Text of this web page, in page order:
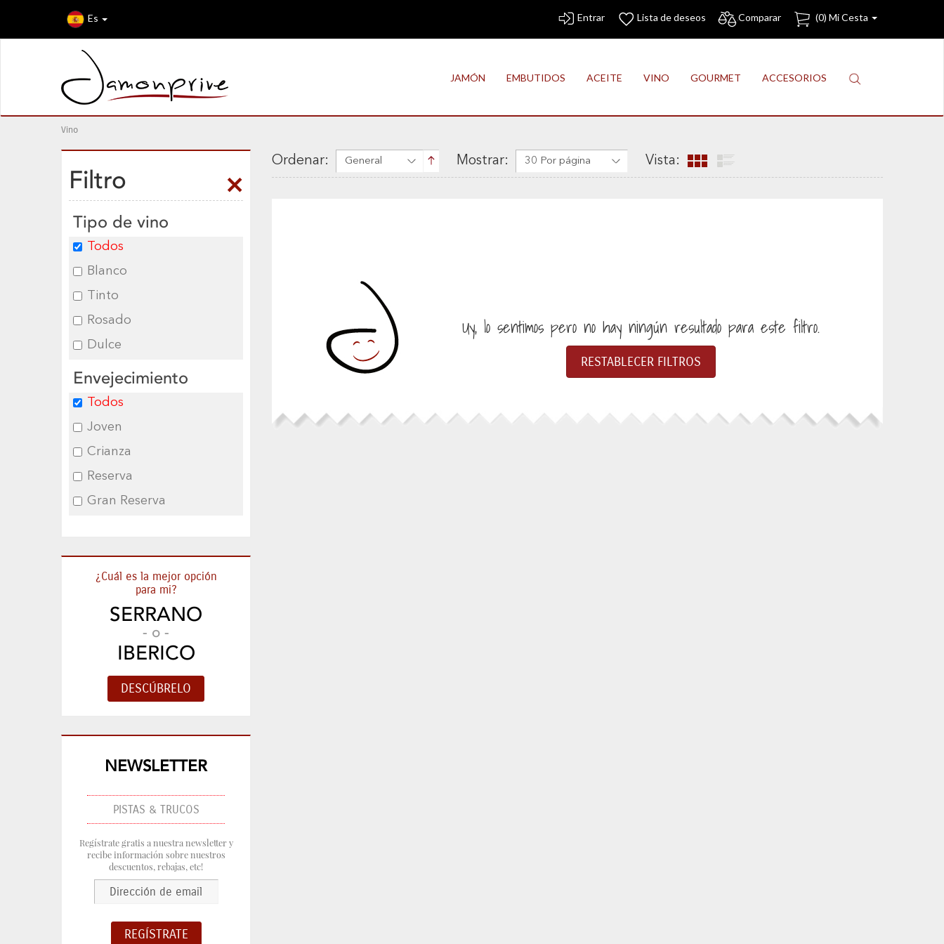
Es Entrar Lista de deseos Comparar (0) Mi Cesta
JAMÓN EMBUTIDOS ACEITE VINO GOURMET ACCESORIOS
Vino
Ordenar: General Mostrar: 30 Por página Vista:
Uy, lo sentimos pero no hay ningún resultado para este filtro.
Filtro
Tipo de vino
Todos
Blanco
Tinto
Rosado
Dulce
Envejecimiento
Todos
Joven
Crianza
Reserva
Gran Reserva
¿Cuál es la mejor opción
para mi?
SERRANO
- o -
IBERICO
NEWSLETTER
PISTAS & TRUCOS
Regístrate gratis a nuestra newsletter y
recibe información sobre nuestros
descuentos, rebajas, etc!